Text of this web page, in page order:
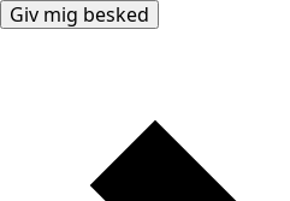
Giv mig besked